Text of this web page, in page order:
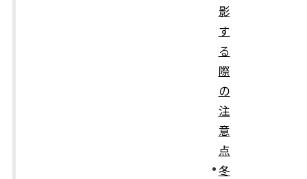
影
す
る
際
の
注
意
点
冬